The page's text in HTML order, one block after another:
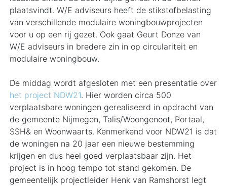
plaatsvindt. W/E adviseurs heeft de stikstofbelasting
van verschillende modulaire woningbouwprojecten
voor u op een rij gezet. Ook gaat Geurt Donze van
W/E adviseurs in bredere zin in op circulariteit en
modulaire woningbouw.
De middag wordt afgesloten met een presentatie over
het project NDW21. Hier worden circa 500
verplaatsbare woningen gerealiseerd in opdracht van
de gemeente Nijmegen, Talis/Woongenoot, Portaal,
SSH& en Woonwaarts. Kenmerkend voor NDW21 is dat
de woningen na 20 jaar een nieuwe bestemming
krijgen en dus heel goed verplaatsbaar zijn. Het
project is in hoog tempo tot stand gekomen. De
gemeentelijk projectleider Henk van Ramshorst legt